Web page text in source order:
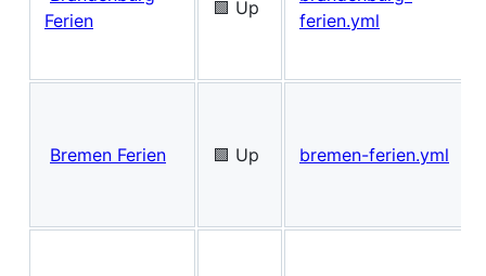
Ferien
🟩 Up
ferien.yml
Bremen Ferien 🟩 Up bremen-ferien.yml